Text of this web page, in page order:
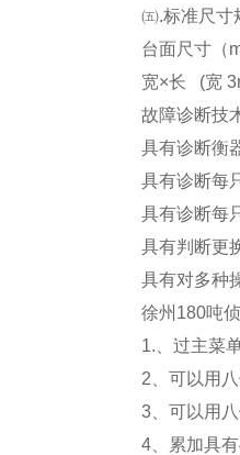
㈤.标准尺寸
台面尺寸（
宽×长 (宽
故障诊断技
具有诊断衡
具有诊断每
具有诊断每
具有判断更
具有对多种
徐州180吨
1. 、过主菜
2 、可以用
3 、可以用
4 、累加具